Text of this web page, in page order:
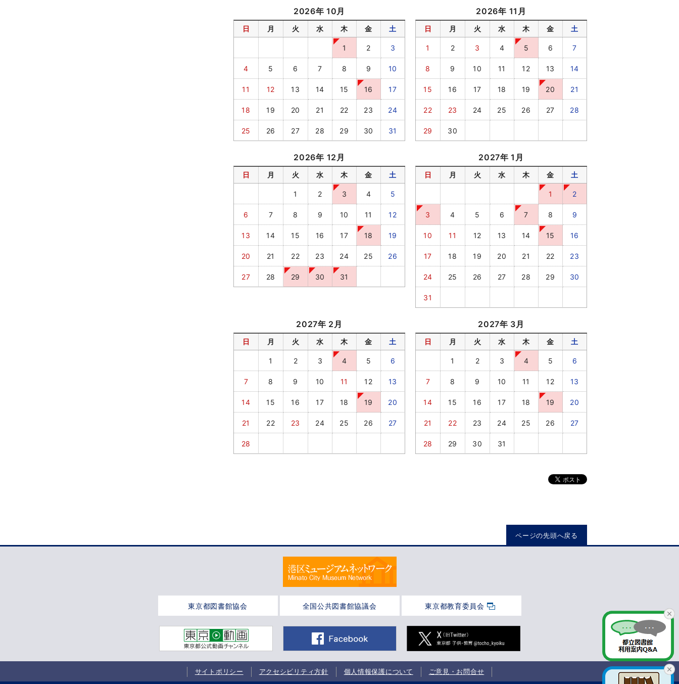
2026年 10月
日 月 火 水 木 金 土
1 2 3
4 5 6 7 8 9 10
11 12 13 14 15 16 17
18 19 20 21 22 23 24
25 26 27 28 29 30 31
2026年 11月
日 月 火 水 木 金 土
1 2 3 4 5 6 7
8 9 10 11 12 13 14
15 16 17 18 19 20 21
22 23 24 25 26 27 28
29 30
2026年 12月
日 月 火 水 木 金 土
1 2 3 4 5
6 7 8 9 10 11 12
13 14 15 16 17 18 19
20 21 22 23 24 25 26
27 28 29 30 31
2027年 1月
日 月 火 水 木 金 土
1 2
3 4 5 6 7 8 9
10 11 12 13 14 15 16
17 18 19 20 21 22 23
24 25 26 27 28 29 30
31
2027年 2月
日 月 火 水 木 金 土
1 2 3 4 5 6
7 8 9 10 11 12 13
14 15 16 17 18 19 20
21 22 23 24 25 26 27
28
2027年 3月
日 月 火 水 木 金 土
1 2 3 4 5 6
7 8 9 10 11 12 13
14 15 16 17 18 19 20
21 22 23 24 25 26 27
28 29 30 31
ページの先頭へ戻る
東京都図書館協会 全国公共図書館協議会 東京都教育委員会
サイトポリシー アクセシビリティ方針 個人情報保護について ご意見・お問合せ